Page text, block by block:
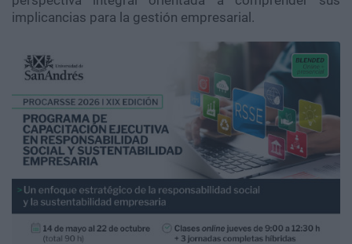
implicancias para la gestión empresarial.